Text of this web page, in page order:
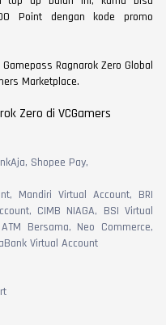
Point dengan kode promo
Ragnarok Zero Global
Marketplace.
Zero di VCGamers
Shopee Pay,
Mandiri Virtual Account, BRI
CIMB NIAGA, BSI Virtual
Bersama, Neo Commerce,
Virtual Account